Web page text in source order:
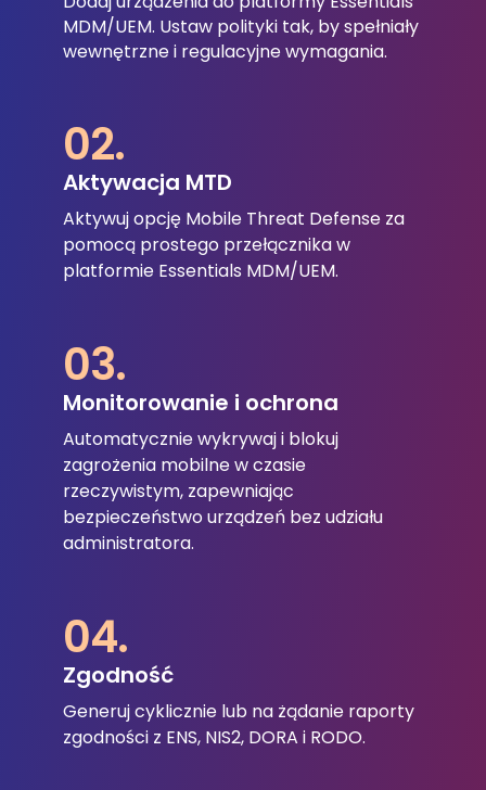
MDM/UEM. Ustaw polityki tak, by spełniały
wewnętrzne i regulacyjne wymagania.
02.
Aktywacja MTD
Aktywuj opcję Mobile Threat Defense za
pomocą prostego przełącznika w
platformie Essentials MDM/UEM.
03.
Monitorowanie i ochrona
Automatycznie wykrywaj i blokuj
zagrożenia mobilne w czasie
rzeczywistym, zapewniając
bezpieczeństwo urządzeń bez udziału
administratora.
04.
Zgodność
Generuj cyklicznie lub na żądanie raporty
zgodności z ENS, NIS2, DORA i RODO.